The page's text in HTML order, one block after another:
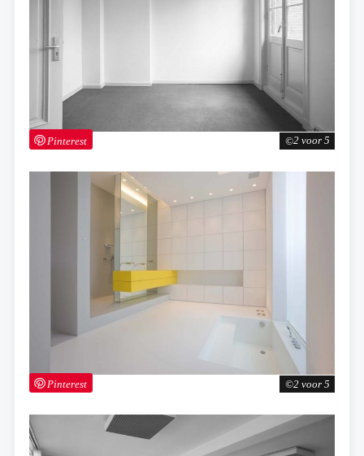
2 voor 5
Pinterest
2 voor 5
Pinterest